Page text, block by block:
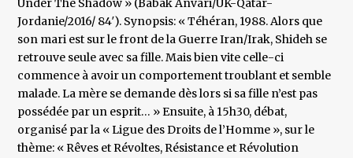
Under The Shadow » (Babak Anvari/UK-Qatar-
Jordanie/2016/ 84′). Synopsis: « Téhéran, 1988. Alors que
son mari est sur le front de la Guerre Iran/Irak, Shideh se
retrouve seule avec sa fille. Mais bien vite celle-ci
commence à avoir un comportement troublant et semble
malade. La mère se demande dès lors si sa fille n’est pas
possédée par un esprit… » Ensuite, à 15h30, débat,
organisé par la « Ligue des Droits de l’Homme », sur le
thème: « Rêves et Révoltes, Résistance et Révolution